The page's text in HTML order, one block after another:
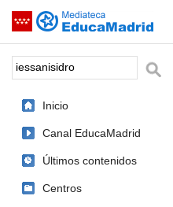
Saltar navegación
Palabra o frase:
Inicio
Canal EducaMadrid
Últimos contenidos
Centros